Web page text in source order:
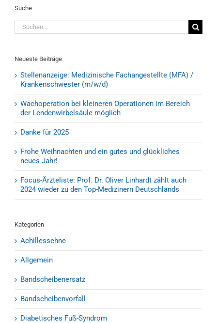
Suche
Suche
nach:
Neueste Beiträge
Stellenanzeige: Medizinische Fachangestellte (MFA) /
Krankenschwester (m/w/d)
Wachoperation bei kleineren Operationen im Bereich
der Lendenwirbelsäule möglich
Danke für 2025
Frohe Weihnachten und ein gutes und glückliches
neues Jahr!
Focus-Ärzteliste: Prof. Dr. Oliver Linhardt zählt auch
2024 wieder zu den Top-Medizinern Deutschlands
Kategorien
Achillessehne
Allgemein
Bandscheibenersatz
Bandscheibenvorfall
Diabetisches Fuß-Syndrom